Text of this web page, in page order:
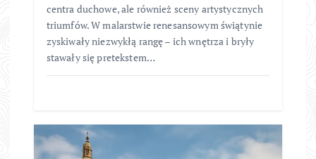
centra duchowe, ale również sceny artystycznych
triumfów. W malarstwie renesansowym świątynie
zyskiwały niezwykłą rangę – ich wnętrza i bryły
stawały się pretekstem…